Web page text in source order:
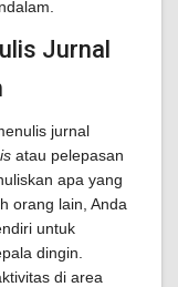
Jurnal
jurnal
atau pelepasan
apa yang
orang lain, Anda
untuk
dingin.
di area